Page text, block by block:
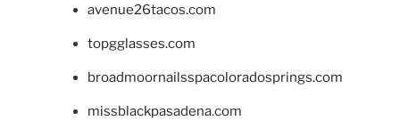
avenue26tacos.com
topgglasses.com
broadmoornailsspacoloradosprings.com
missblackpasadena.com